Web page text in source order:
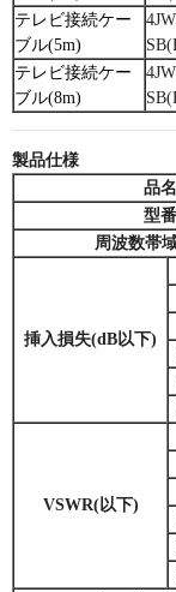
テレビ接続ケー
ブル(5m)
テレビ接続ケー
ブル(8m)
製品仕様
品名
型番
周波数帯
挿入損失(dB以下)
VSWR(以下)